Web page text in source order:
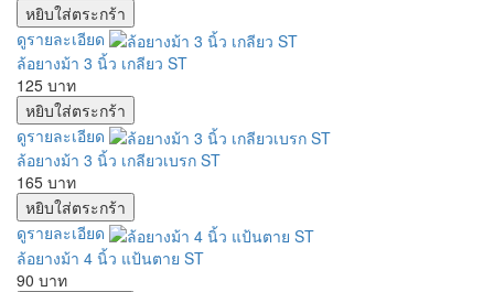
ดูรายละเอียด
ล้อยางม้า 3 นิ้ว เกลียว ST
125 บาท
ดูรายละเอียด
ล้อยางม้า 3 นิ้ว เกลียวเบรก ST
165 บาท
ดูรายละเอียด
ล้อยางม้า 4 นิ้ว แป้นตาย ST
90 บาท